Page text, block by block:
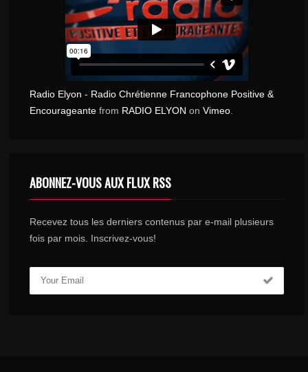
Radio Elyon - Radio Chrétienne Francophone Positive &
Encourageante from RADIO ELYON onVimeo
ABONNEZ-VOUS AUX FLUX RSS
Recevez tous les derniers contenus par e-mail plusieurs
fois par mois. Inscrivez-vous!